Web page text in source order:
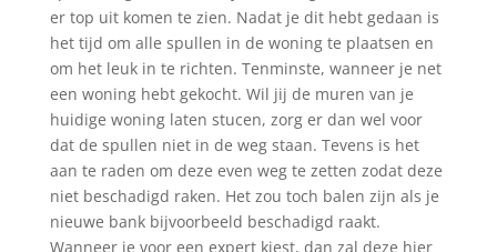
er top uit komen te zien. Nadat je dit hebt gedaan is
het tijd om alle spullen in de woning te plaatsen en
om het leuk in te richten. Tenminste, wanneer je net
een woning hebt gekocht. Wil jij de muren van je
huidige woning laten stucen, zorg er dan wel voor
dat de spullen niet in de weg staan. Tevens is het
aan te raden om deze even weg te zetten zodat deze
niet beschadigd raken. Het zou toch balen zijn als je
nieuwe bank bijvoorbeeld beschadigd raakt.
Wanneer je voor een expert kiest, dan zal deze hier